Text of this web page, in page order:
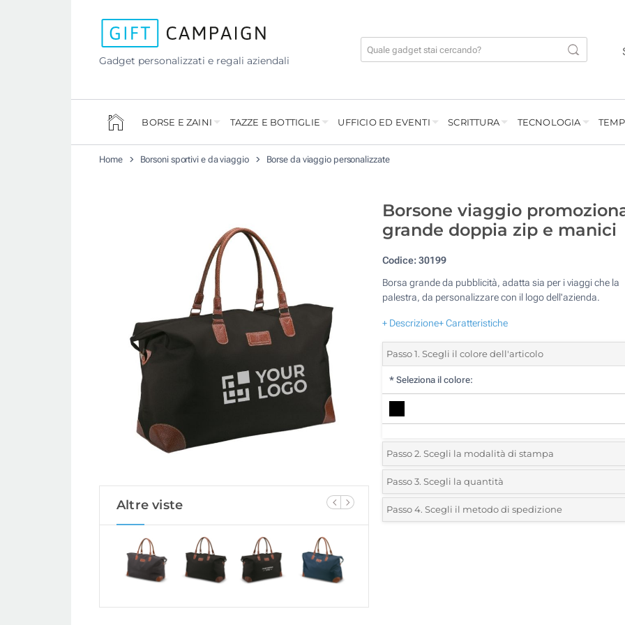
Gadget personalizzati e regali aziendali
BORSE E ZAINI TAZZE E BOTTIGLIE UFFICIO ED EVENTI SCRITTURA TECNOLOGIA
Home Borsoni sportivi e da viaggio Borse da viaggio personalizzate
Altre viste
Borsone viaggio
grande doppia zip e manici
Codice: 30199
Borsa grande da pubblicità, adatta sia per i viaggi che la
palestra, da personalizzare con il logo dell'azienda.
+ Descrizione+ Caratteristiche
Passo 1. Scegli il colore dell'articolo
* Seleziona il colore:
Passo 2. Scegli la modalità di stampa
*Seleziona la posizione di stampa e il colore del vostro
1 Colore (Su un lato)
Passo 3. Scegli la quantità
*Quantità desiderata:
Passo 4. Scegli il metodo di spedizione